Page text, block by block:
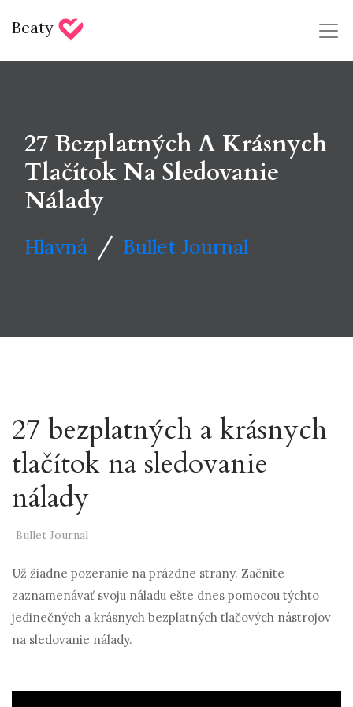
Beaty
27 Bezplatných A Krásnych
Tlačítok Na Sledovanie
Nálady
Hlavná / Bullet Journal
27 bezplatných a krásnych
tlačítok na sledovanie
nálady
Bullet Journal
Už žiadne pozeranie na prázdne strany. Začnite
zaznamenávať svoju náladu ešte dnes pomocou týchto
jedinečných a krásnych bezplatných tlačových nástrojov
na sledovanie nálady.